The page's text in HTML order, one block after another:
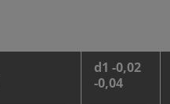
d1 -0,02
-0,04